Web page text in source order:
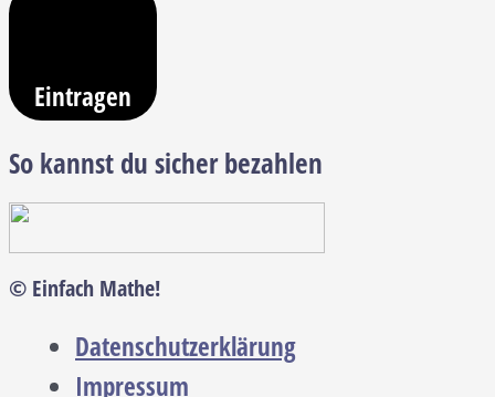
Eintragen
So kannst du sicher bezahlen
© Einfach Mathe!
Datenschutzerklärung
Impressum